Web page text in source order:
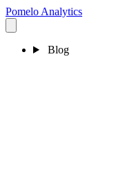
Pomelo Analytics
Blog